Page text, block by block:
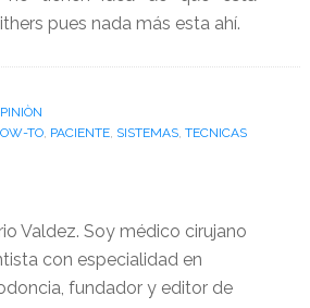
pues nada más esta ahí.
TO, PACIENTE, SISTEMAS, TECNICAS
Valdez. Soy médico cirujano
con especialidad en
fundador y editor de